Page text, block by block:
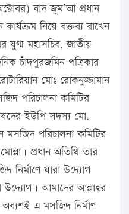
বাদ জুম’আ প্রধান
নিয়ে বক্তব্য রাখেন
যুগ্ম মহাসচিব, জাতীয়
চাঁদপুরজমিন পত্রিকার
মোঃ রোকনুজ্জামান
পরিচালনা কমিটির
ইউপি সদস্য মো.
মসজিদ পরিচালনা কমিটির
প্রধান অতিথি তার
নির্মাণে যারা উদ্যোগ
আমাদের আল্লাহর
এ মসজিদ নির্মাণ